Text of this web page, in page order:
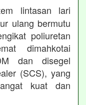
lintasan lari
ulang bermutu
poliuretan
dimahkotai
dan disegel
(SCS), yang
kuat dan